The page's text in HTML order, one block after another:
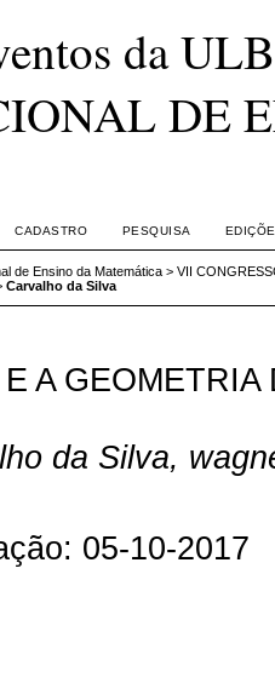
da
DE
CADASTRO PESQUISA
de Ensino da Matemática> VII
Carvalho da Silva
A
da Silva,
05-10-2017